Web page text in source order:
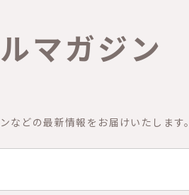
マガジン
などの最新情報をお届けいたします。